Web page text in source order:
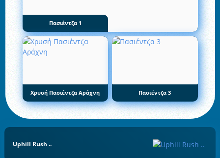
Πασιέντζα 1
Χρυσή Πασιέντζα Αράχνη Πασιέντζα 3
Uphill Rush ..